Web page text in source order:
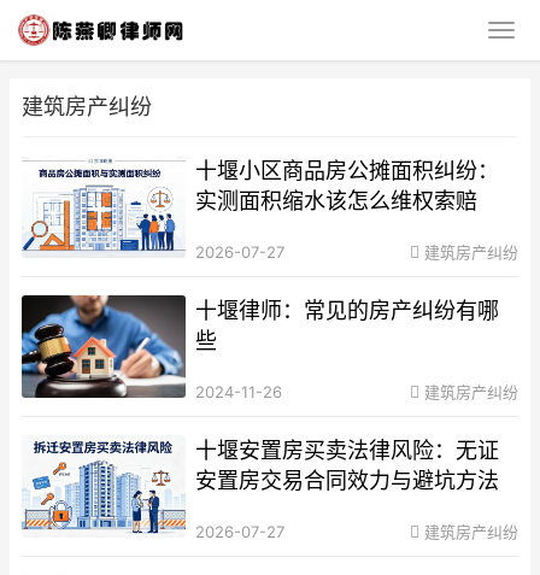
建筑房产纠纷
十堰小区商品房公摊面积纠纷：
实测面积缩水该怎么维权索赔
2026-07-27 建筑房产纠纷
十堰律师：常见的房产纠纷有哪
些
2024-11-26 建筑房产纠纷
十堰安置房买卖法律风险：无证
安置房交易合同效力与避坑方法
2026-07-27 建筑房产纠纷